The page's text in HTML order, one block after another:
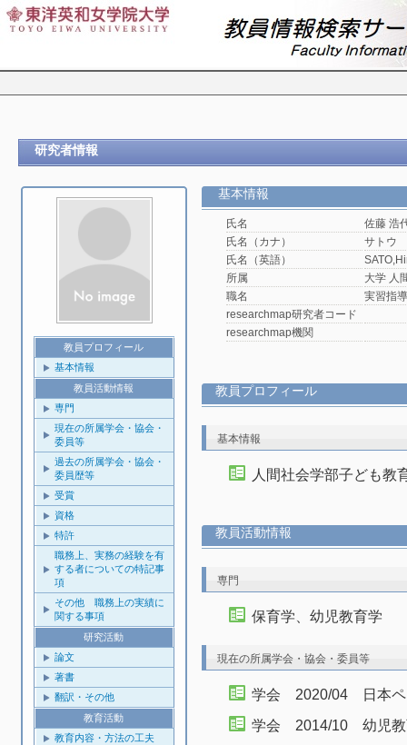
研究者情報
教員プロフィール
基本情報
教員活動情報
専門
現在の所属学会・協会・
委員等
過去の所属学会・協会・
委員歴等
受賞
資格
特許
職務上、実務の経験を有
する者についての特記事
項
その他 職務上の実績に
関する事項
研究活動
論文
著書
翻訳・その他
教育活動
教育内容・方法の工夫
基本情報
氏名
佐藤 浩
氏名（カナ）
サトウ
氏名（英語）
所属
大学 人
職名
実習指
researchmap研究者コード
researchmap機関
教員プロフィール
基本情報
人間社会学部子ども
教員活動情報
専門
保育学、幼児教育学
現在の所属学会・協会・委員等
学会 2020/04 日本ペ
学会 2014/10 幼児